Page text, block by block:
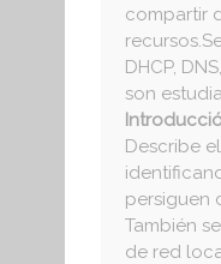
compartir
DHCP,
son
Describe
persiguen
También
de red